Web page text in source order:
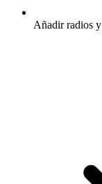
Añadir radios